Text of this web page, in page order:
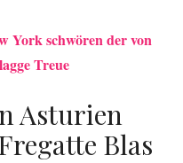
York schwören der von
Treue
Asturien
Blas